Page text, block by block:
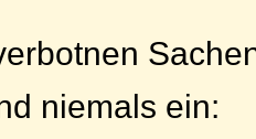
niemals ein: